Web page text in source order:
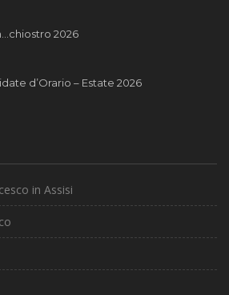
2026
d’Orario – Estate 2026
in Assisi